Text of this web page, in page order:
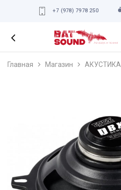
+7 (978) 7978 250
Главная Магазин АКУСТИКА